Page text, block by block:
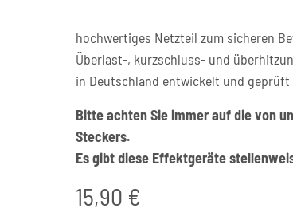
hochwertiges Netzteil zum sicheren
Überlast-, kurzschluss- und
in Deutschland entwickelt und geprüft
Bitte achten Sie immer auf die von
Steckers.
Es gibt diese Effektgeräte
15,90 €